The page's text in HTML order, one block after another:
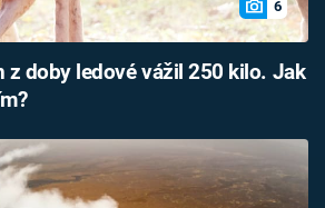
6
z doby ledové vážil 250 kilo. Jak